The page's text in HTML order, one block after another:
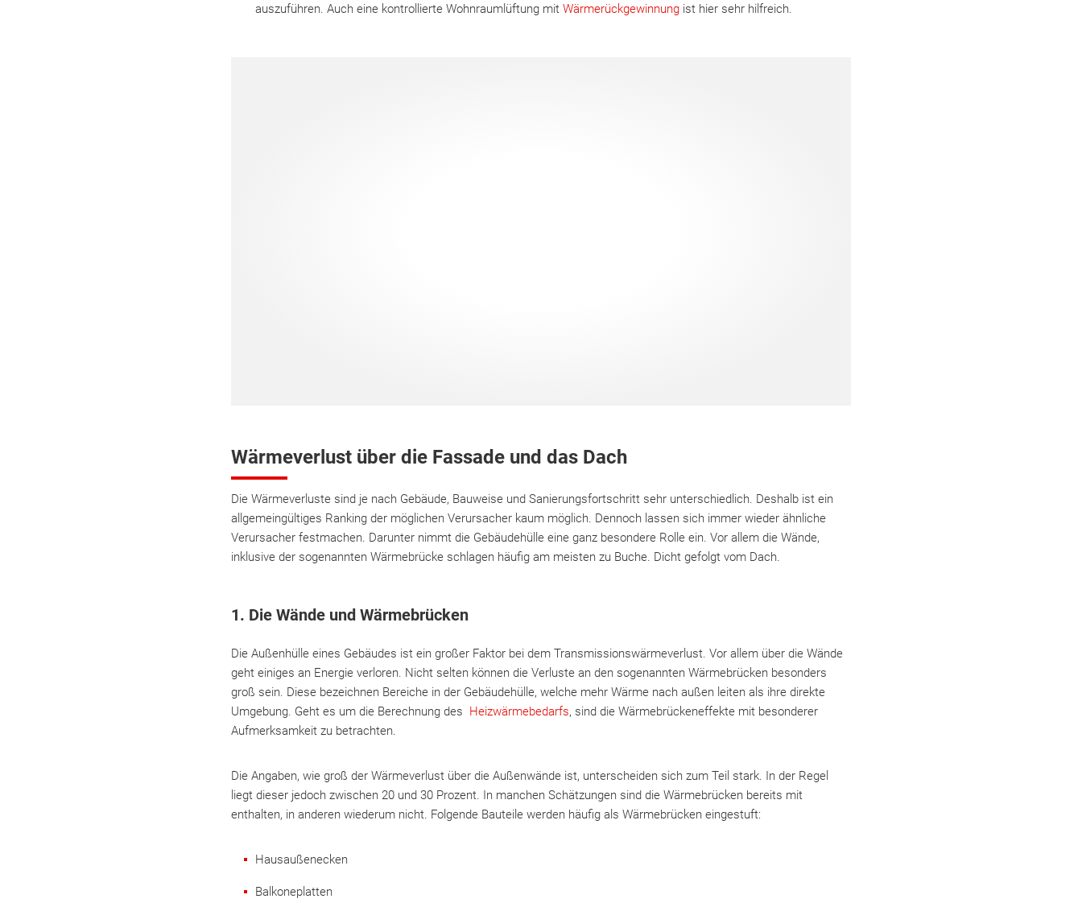
auszuführen. Auch eine kontrollierte Wohnraumlüftung mit Wärmerückgewinnung ist hier sehr hilfreich.
Wärmeverlust über die Fassade und das Dach
Die Wärmeverluste sind je nach Gebäude, Bauweise und Sanierungsfortschritt sehr unterschiedlich. Deshalb ist ein
allgemeingültiges Ranking der möglichen Verursacher kaum möglich. Dennoch lassen sich immer wieder ähnliche
Verursacher festmachen. Darunter nimmt die Gebäudehülle eine ganz besondere Rolle ein. Vor allem die Wände,
inklusive der sogenannten Wärmebrücke schlagen häufig am meisten zu Buche. Dicht gefolgt vom Dach.
1. Die Wände und Wärmebrücken
Die Außenhülle eines Gebäudes ist ein großer Faktor bei dem Transmissionswärmeverlust. Vor allem über die Wände
geht einiges an Energie verloren. Nicht selten können die Verluste an den sogenannten Wärmebrücken besonders
groß sein. Diese bezeichnen Bereiche in der Gebäudehülle, welche mehr Wärme nach außen leiten als ihre direkte
Umgebung. Geht es um die Berechnung des Heizwärmebedarfs, sind die Wärmebrückeneffekte mit besonderer
Aufmerksamkeit zu betrachten.
Die Angaben, wie groß der Wärmeverlust über die Außenwände ist, unterscheiden sich zum Teil stark. In der Regel
liegt dieser jedoch zwischen 20 und 30 Prozent. In manchen Schätzungen sind die Wärmebrücken bereits mit
enthalten, in anderen wiederum nicht. Folgende Bauteile werden häufig als Wärmebrücken eingestuft:
Hausaußenecken
Balkoneplatten